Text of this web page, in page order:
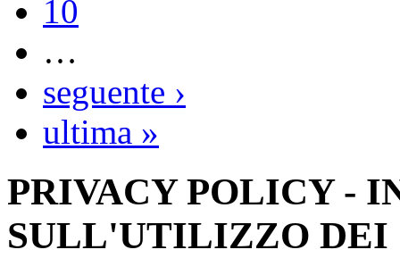
10
…
seguente ›
ultima »
PRIVACY POLICY -
SULL'UTILIZZO DEI